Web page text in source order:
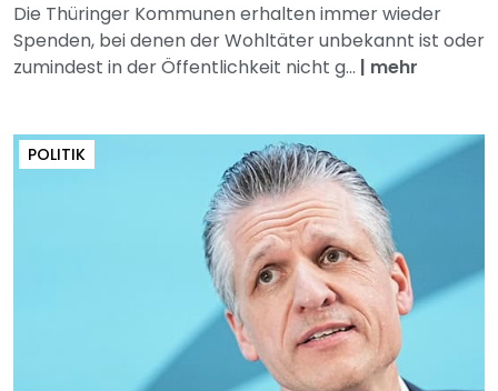
Die Thüringer Kommunen erhalten immer wieder
Spenden, bei denen der Wohltäter unbekannt ist oder
zumindest in der Öffentlichkeit nicht g... | mehr
POLITIK